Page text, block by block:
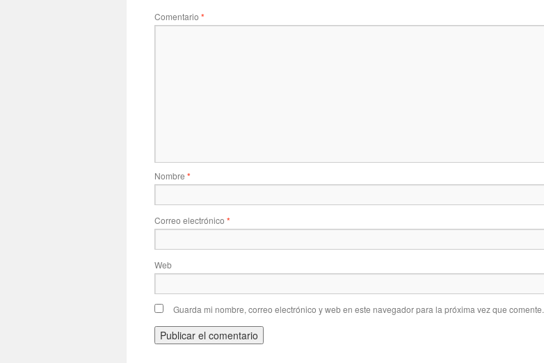
Comentario *
Nombre *
Correo electrónico *
Web
Guarda mi nombre, correo electrónico y web en este navegador para la próxima vez que comente.